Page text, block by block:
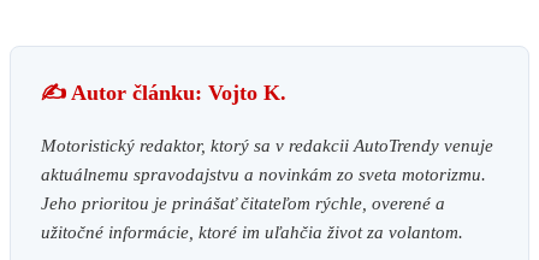
✍️ Autor článku: Vojto K.
Motoristický redaktor, ktorý sa v redakcii AutoTrendy venuje
aktuálnemu spravodajstvu a novinkám zo sveta motorizmu.
Jeho prioritou je prinášať čitateľom rýchle, overené a
užitočné informácie, ktoré im uľahčia život za volantom.